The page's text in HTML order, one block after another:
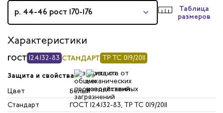
р. 44-46 рост 170-176
Таблица
размеров
Характеристики
ГОСТ 12.4.132-83 СТАНДАРТ ТР ТС 019/2011
Защита и свойства
Цвет
Белый
Стандарт
ГОСТ 12.4.132-83, ТР ТС 019/2011